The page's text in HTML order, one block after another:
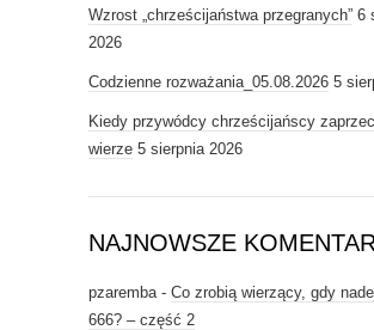
Wzrost „chrześcijaństwa przegranych” 6
2026
Codzienne rozważania_05.08.2026 5
Kiedy przywódcy chrześcijańscy
wierze 5 sierpnia 2026
NAJNOWSZE
pzaremba- Co zrobią wierzący, gdy
666? – część 2